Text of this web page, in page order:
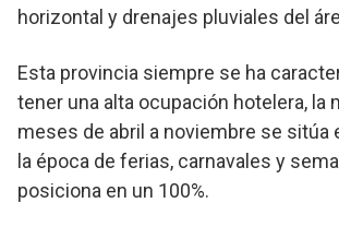
horizontal y drenajes pluviales del
Esta provincia siempre se ha
tener una alta ocupación hotelera, la
meses de abril a noviembre se sitúa
la época de ferias, carnavales y
posiciona en un 100%.